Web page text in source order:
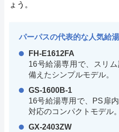
ょう。
パーパスの代表的な人気給
FH-E1612FA
16号給湯専用で、スリ
備えたシンプルモデル。
GS-1600B-1
16号給湯専用で、PS扉
対応のコンパクトモデル。
GX-2403ZW